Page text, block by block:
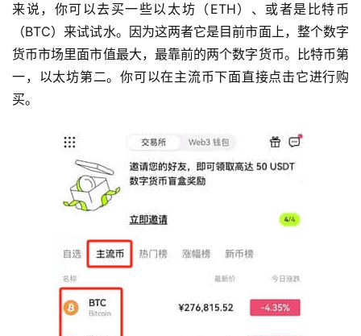
来说，你可以去买一些以太坊（ETH）、或者是比特币
（BTC）来试试水。因为这两者它是目前市面上，整个数字
货币市场里面市值最大，最靠前的两个数字货币。比特币第
一，以太坊第二。你可以在主流币下面直接点击它进行购
买。